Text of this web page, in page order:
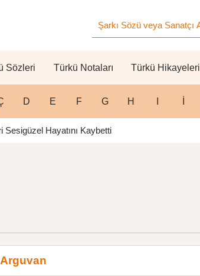
Sözleri Türkü Notaları Türkü Hikayeleri
D E F G H
Sesigüzel Hayatını Kaybetti
Arguvan